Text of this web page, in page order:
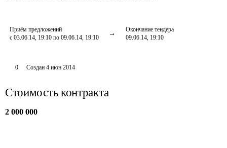
Приём предложений
с 03.06.14, 19:10 по 09.06.14, 19:10
Окончание тендера
09.06.14, 19:10
0 Создан 4 июн 2014
Стоимость контракта
2 000 000